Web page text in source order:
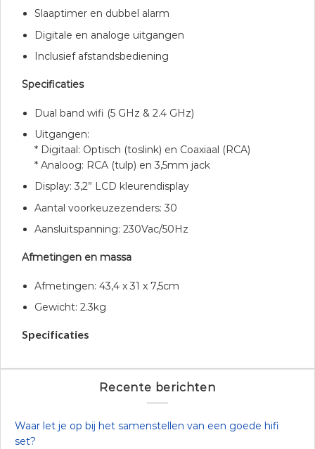
Slaaptimer en dubbel alarm
Digitale en analoge uitgangen
Inclusief afstandsbediening
Specificaties
Dual band wifi (5 GHz & 2.4 GHz)
Uitgangen:
* Digitaal: Optisch (toslink) en Coaxiaal (RCA)
* Analoog: RCA (tulp) en 3,5mm jack
Display: 3,2” LCD kleurendisplay
Aantal voorkeuzezenders: 30
Aansluitspanning: 230Vac/50Hz
Afmetingen en massa
Afmetingen: 43,4 x 31 x 7,5cm
Gewicht: 2.3kg
Specificaties
Recente berichten
Waar let je op bij het samenstellen van een goede hifi
set?